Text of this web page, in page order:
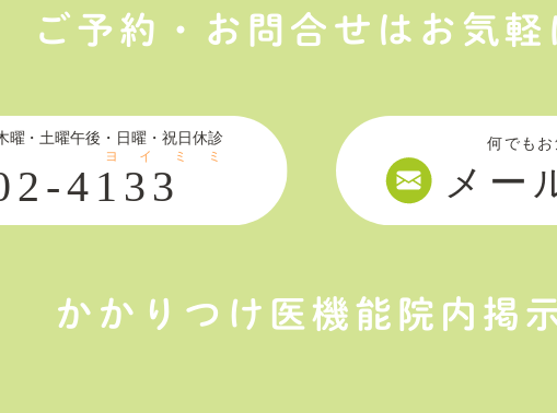
ご予約・お問合せはお気軽
かかりつけ医機能院内掲